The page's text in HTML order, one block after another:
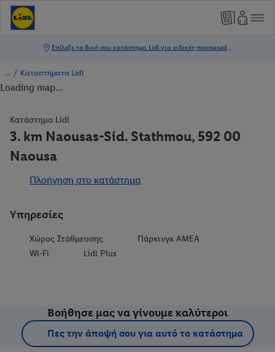
/ Καταστήματα Lidl
Loading map...
Κατάστημα Lidl
3. km Naousas-Sid. Stathmou, 592 00
Naousa
Πλοήγηση στο κατάστημα
Υπηρεσίες
Χώρος Στάθμευσης
Πάρκινγκ ΑΜΕΑ
Wi-Fi
Lidl Plus
Βοήθησε μας να γίνουμε καλύτεροι
Πες την άποψή σου για αυτό το κατάστημα